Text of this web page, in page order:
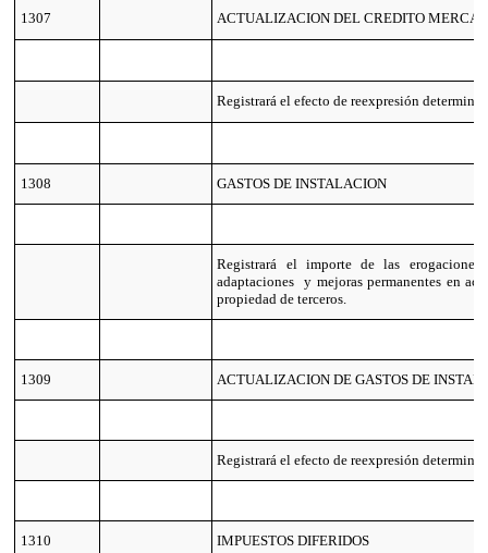
1307 ACTUALIZACION DEL CREDITO
Registrará el efecto de reexpresión
1308 GASTOS DE INSTALACION
Registrará el importe de las erogaciones
adaptaciones y mejoras permanentes en
propiedad de terceros.
1309 ACTUALIZACION DE GASTOS DE
Registrará el efecto de reexpresión
1310 IMPUESTOS DIFERIDOS